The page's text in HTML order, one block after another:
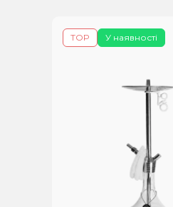
У наявності
TOP